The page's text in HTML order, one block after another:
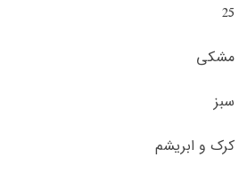
25
مشکی
سبز
کرک و ابریشم